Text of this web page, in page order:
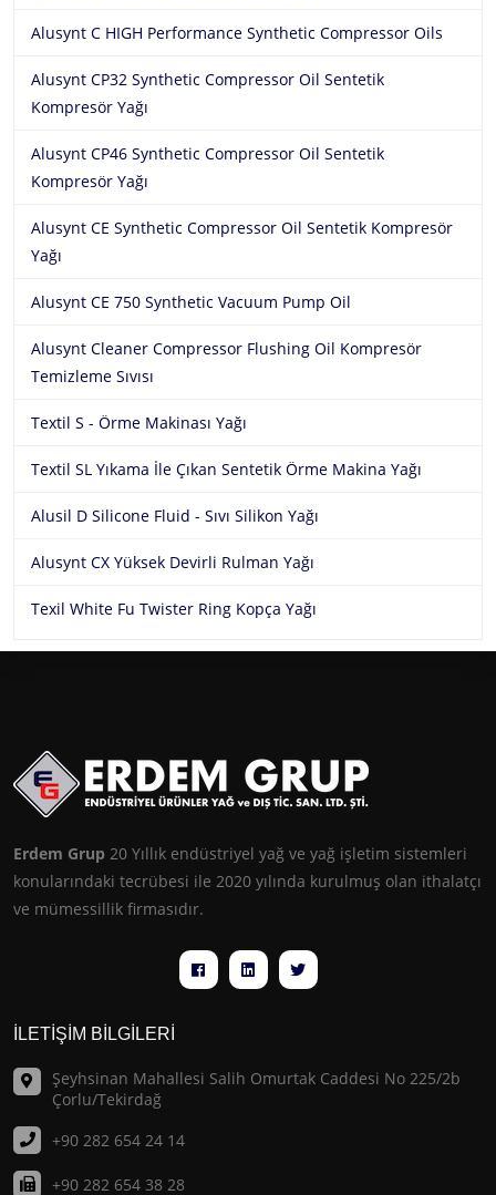
Alusynt C HIGH Performance Synthetic Compressor Oils
Alusynt CP32 Synthetic Compressor Oil Sentetik
Kompresör Yağı
Alusynt CP46 Synthetic Compressor Oil Sentetik
Kompresör Yağı
Alusynt CE Synthetic Compressor Oil Sentetik Kompresör
Yağı
Alusynt CE 750 Synthetic Vacuum Pump Oil
Alusynt Cleaner Compressor Flushing Oil Kompresör
Temizleme Sıvısı
Textil S - Örme Makinası Yağı
Textil SL Yıkama İle Çıkan Sentetik Örme Makina Yağı
Alusil D Silicone Fluid - Sıvı Silikon Yağı
Alusynt CX Yüksek Devirli Rulman Yağı
Texil White Fu Twister Ring Kopça Yağı
Erdem Grup 20 Yıllık endüstriyel yağ ve yağ işletim sistemleri
konularındaki tecrübesi ile 2020 yılında kurulmuş olan ithalatçı
ve mümessillik firmasıdır.
İLETİŞİM BİLGİLERİ
Şeyhsinan Mahallesi Salih Omurtak Caddesi No 225/2b
Çorlu/Tekirdağ
+90 282 654 24 14
+90 282 654 38 28